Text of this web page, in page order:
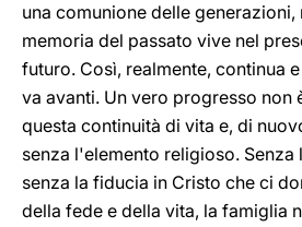
una comunione delle generazioni,
memoria del passato vive nel
futuro. Così, realmente, continua
va avanti. Un vero progresso non
questa continuità di vita e, di
senza l'elemento religioso. Senza
senza la fiducia in Cristo che ci
della fede e della vita, la famiglia